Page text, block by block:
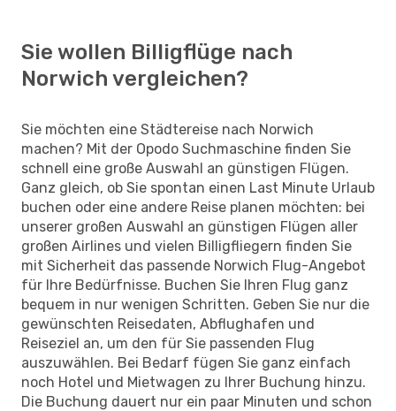
Sie wollen Billigflüge nach
Norwich vergleichen?
Sie möchten eine Städtereise nach Norwich
machen? Mit der Opodo Suchmaschine finden Sie
schnell eine große Auswahl an günstigen Flügen.
Ganz gleich, ob Sie spontan einen Last Minute Urlaub
buchen oder eine andere Reise planen möchten: bei
unserer großen Auswahl an günstigen Flügen aller
großen Airlines und vielen Billigfliegern finden Sie
mit Sicherheit das passende Norwich Flug-Angebot
für Ihre Bedürfnisse. Buchen Sie Ihren Flug ganz
bequem in nur wenigen Schritten. Geben Sie nur die
gewünschten Reisedaten, Abflughafen und
Reiseziel an, um den für Sie passenden Flug
auszuwählen. Bei Bedarf fügen Sie ganz einfach
noch Hotel und Mietwagen zu Ihrer Buchung hinzu.
Die Buchung dauert nur ein paar Minuten und schon